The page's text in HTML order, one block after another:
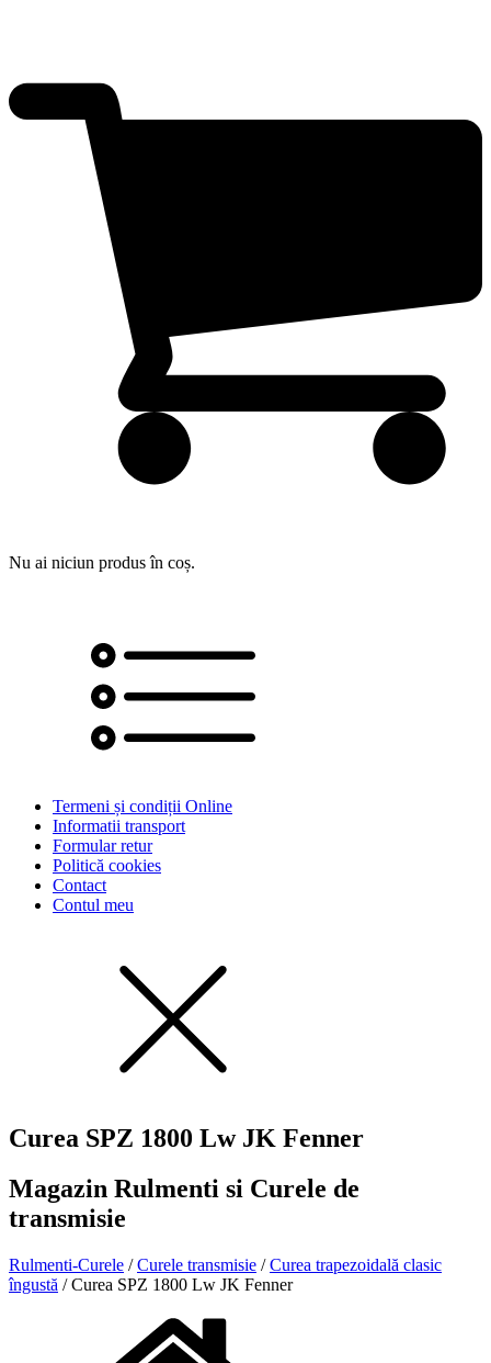
Nu ai niciun produs în coș.
Termeni și condiții Online
Informatii transport
Formular retur
Politică cookies
Contact
Contul meu
Curea SPZ 1800 Lw JK Fenner
Magazin Rulmenti si Curele de
transmisie
Rulmenti-Curele /Curele transmisie /Curea trapezoidală clasic
îngustă / Curea SPZ 1800 Lw JK Fenner